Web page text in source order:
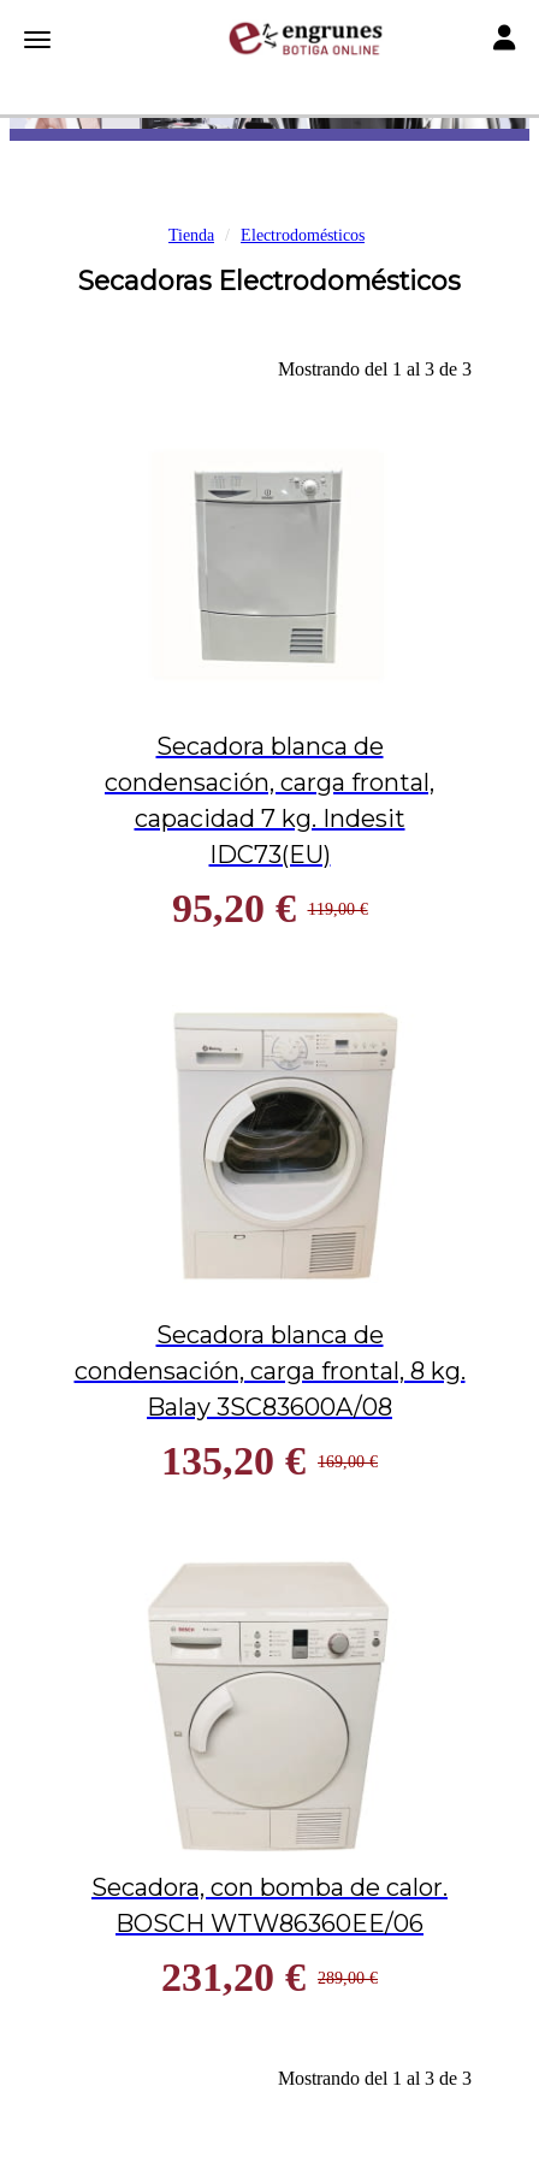
Toggle navigation
Tienda Electrodomésticos
Secadoras Electrodomésticos
Mostrando del 1 al 3 de 3
Secadora blanca de
condensación, carga frontal,
capacidad 7 kg. Indesit
IDC73(EU)
119,00 €
95,20 €
Secadora blanca de
condensación, carga frontal, 8 kg.
Balay 3SC83600A/08
169,00 €
135,20 €
Secadora, con bomba de calor.
BOSCH WTW86360EE/06
289,00 €
231,20 €
Mostrando del 1 al 3 de 3